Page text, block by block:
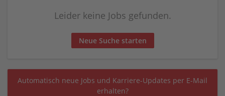
Leider keine Jobs gefunden.
Neue Suche starten
Automatisch neue Jobs und Karriere-Updates per E-Mail
erhalten?